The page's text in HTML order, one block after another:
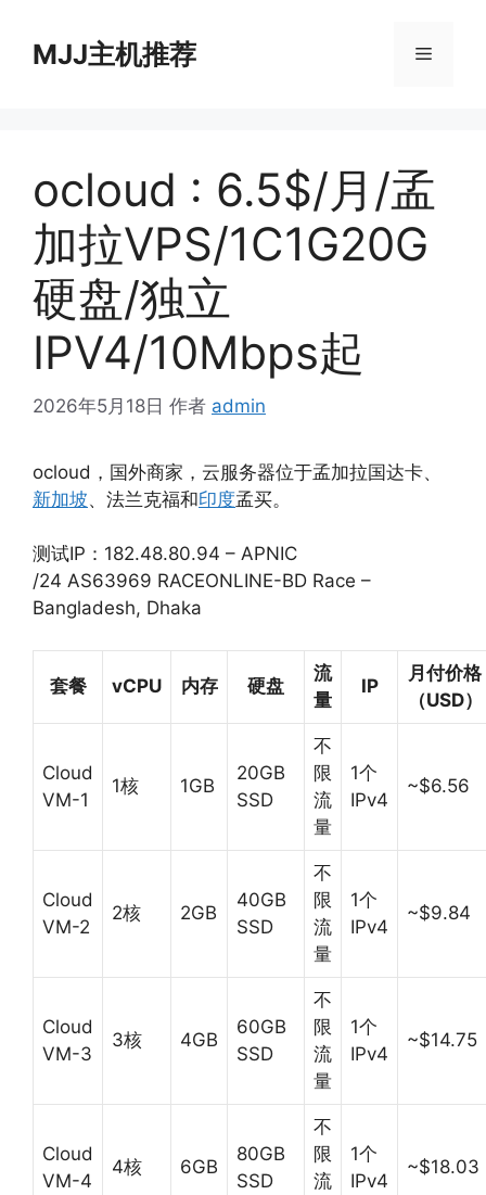
MJJ主机推荐 菜
ocloud : 6.5$/月/孟
加拉VPS/1C1G20G
硬盘/独立
IPV4/10Mbps起
2026年5月18日 作者 admin
ocloud，国外商家，云服务器位于孟加拉国达卡、
新加坡、法兰克福和印度孟买。
测试IP：182.48.80.94 – APNIC
/24 AS63969 RACEONLINE-BD Race –
Bangladesh, Dhaka
套餐 vCPU 内存 硬盘
流
量
IP
月付价格
（USD）
Cloud
VM-1
1核 1GB
20GB
SSD
不
限
流
量
1个
IPv4
~$6.56
Cloud
VM-2
2核 2GB
40GB
SSD
不
限
流
量
1个
IPv4
~$9.84
Cloud
VM-3
3核 4GB
60GB
SSD
不
限
流
量
1个
IPv4
~$14.75
Cloud
VM-4
4核 6GB
80GB
SSD
不
限
流
1个
IPv4
~$18.03